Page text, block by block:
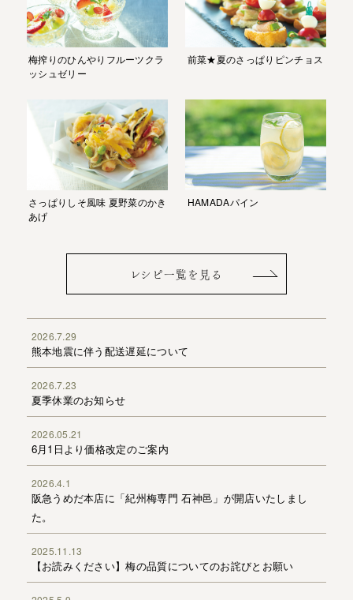
梅搾りのひんやりフルーツクラ
ッシュゼリー
前菜★夏のさっぱりピンチョス
さっぱりしそ風味 夏野菜のかき
あげ
HAMADAパイン
レシピ一覧を見る
2026.7.29
熊本地震に伴う配送遅延について
2026.7.23
夏季休業のお知らせ
2026.05.21
6月1日より価格改定のご案内
2026.4.1
阪急うめだ本店に「紀州梅専門 石神邑」が開店いたしまし
た。
2025.11.13
【お読みください】梅の品質についてのお詫びとお願い